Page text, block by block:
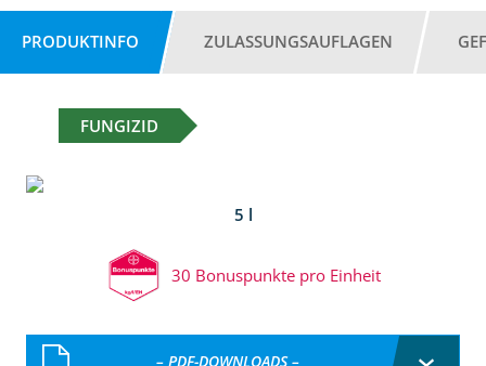
PRODUKTINFO ZULASSUNGSAUFLAGEN
FUNGIZID
5 l
30 Bonuspunkte pro Einheit
– PDF-DOWNLOADS –